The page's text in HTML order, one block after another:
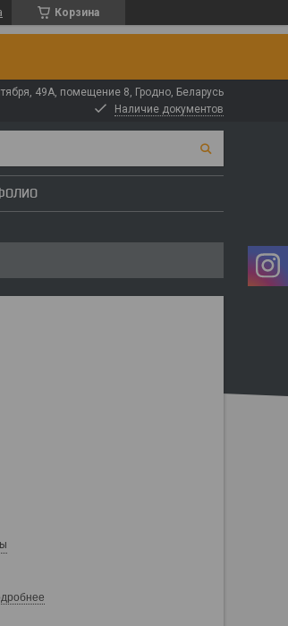
Корзина
49А, помещение 8, Гродно, Беларусь
Наличие документов